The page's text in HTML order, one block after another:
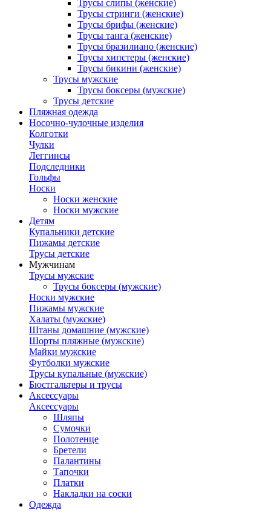
Трусы слипы (женские)
Трусы стринги (женские)
Трусы брифы (женские)
Трусы танга (женские)
Трусы бразилиано (женские)
Трусы хипстеры (женские)
Трусы бикини (женские)
Трусы мужские
Трусы боксеры (мужские)
Трусы детские
Пляжная одежда
Носочно-чулочные изделия
Колготки
Чулки
Леггинсы
Подследники
Гольфы
Носки
Носки женские
Носки мужские
Детям
Купальники детские
Пижамы детские
Трусы детские
Мужчинам
Трусы мужские
Трусы боксеры (мужские)
Носки мужские
Пижамы мужские
Халаты (мужские)
Штаны домашние (мужские)
Шорты пляжные (мужские)
Майки мужские
Футболки мужские
Трусы купальные (мужские)
Бюстгальтеры и трусы
Аксессуары
Аксессуары
Шляпы
Сумочки
Полотенце
Бретели
Палантины
Тапочки
Платки
Накладки на соски
Одежда